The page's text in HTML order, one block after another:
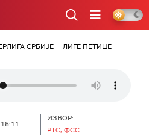
СРБИЈЕ
ЛИГЕ ПЕТИЦЕ
ИЗВОР:
РТС, ФСС